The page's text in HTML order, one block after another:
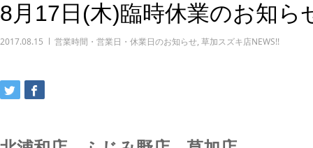
8月17日(木)臨時休業のお知ら
2017.08.15 営業時間・営業日・休業日のお知らせ, 草加スズキ店NEWS!!